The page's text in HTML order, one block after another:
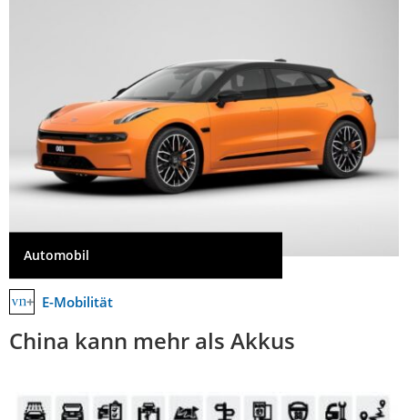
Automobil
E-Mobilität
China kann mehr als Akkus